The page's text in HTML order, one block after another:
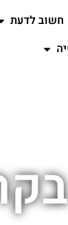
חשוב לדעת